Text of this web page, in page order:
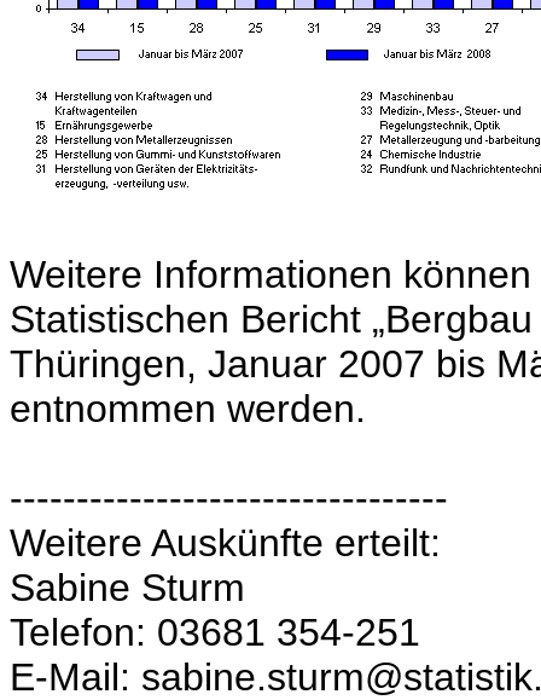
Weitere Informationen
Statistischen Bericht
Thüringen, Januar 2007 bis
entnommen werden.
---------------------------------
Weitere Auskünfte erteilt:
Sabine Sturm
Telefon: 03681 354-251
E-Mail: